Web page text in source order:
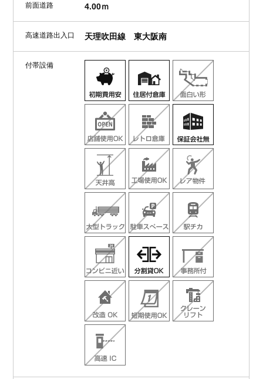
前面道路 4.00ｍ
高速道路出入口 天理吹田線 東大阪南
付帯設備